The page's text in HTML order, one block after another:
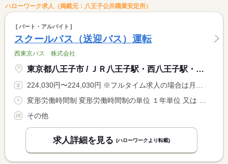
ハローワーク求人（掲載元：八王子公共職業安定所）
パート・アルバイト
スクールバス（送迎バス）運転
西東京バス 株式会社
東京都八王子市 / ＪＲ八王子駅・西八王子駅・京王八王子駅からバス「楢原営業所」
224,030円〜224,030円 ※フルタイム求人の場合は月額（換算額）、パート求人の場合は時間額を表示しています。
その他
求人詳細を見る (ハローワークより転載)